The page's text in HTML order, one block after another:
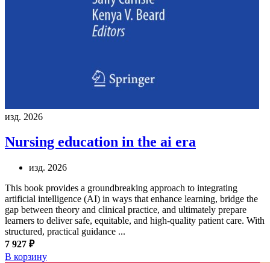
изд. 2026
Nursing education in the ai era
изд. 2026
This book provides a groundbreaking approach to integrating
artificial intelligence (AI) in ways that enhance learning, bridge the
gap between theory and clinical practice, and ultimately prepare
learners to deliver safe, equitable, and high-quality patient care. With
structured, practical guidance ...
7 927 ₽
В корзину